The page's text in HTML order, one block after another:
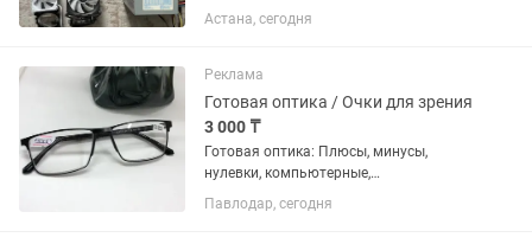
Цена 7000 550Вт Gamemax GP-550 6+2
6+2 пин Цена 15000 Корпус
Накопители: SSD 30Gb Цена...
Астана, сегодня
Реклама
Готовая оптика / Очки для зрения
3 000 ₸
Готовая оптика: Плюсы, минусы,
нулевки, компьютерные,
солнцезащитные. От 3000 до 5000
тенге Торайгырова 36, малый Океан,
Павлодар, сегодня